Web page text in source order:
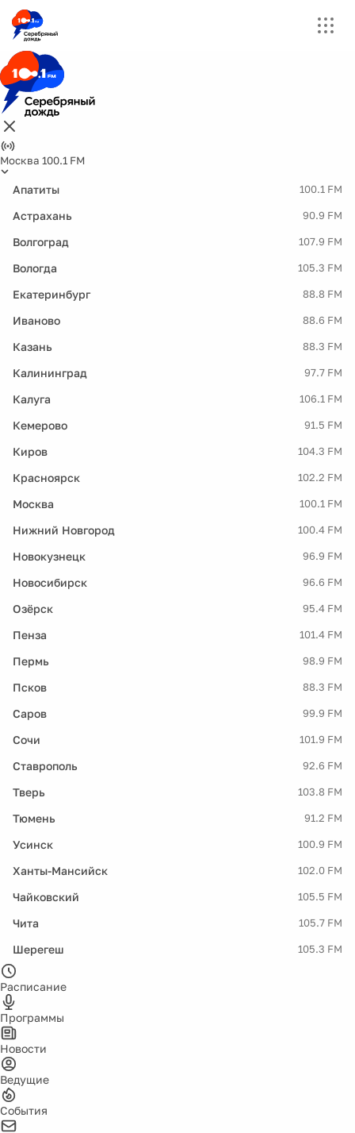
Москва 100.1 FM
Апатиты 100.1 FM
Астрахань 90.9 FM
Волгоград 107.9 FM
Вологда 105.3 FM
Екатеринбург 88.8 FM
Иваново 88.6 FM
Казань 88.3 FM
Калининград 97.7 FM
Калуга 106.1 FM
Кемерово 91.5 FM
Киров 104.3 FM
Красноярск 102.2 FM
Москва 100.1 FM
Нижний Новгород 100.4 FM
Новокузнецк 96.9 FM
Новосибирск 96.6 FM
Озёрск 95.4 FM
Пенза 101.4 FM
Пермь 98.9 FM
Псков 88.3 FM
Саров 99.9 FM
Сочи 101.9 FM
Ставрополь 92.6 FM
Тверь 103.8 FM
Тюмень 91.2 FM
Усинск 100.9 FM
Ханты-Мансийск 102.0 FM
Чайковский 105.5 FM
Чита 105.7 FM
Шерегеш 105.3 FM
Расписание
Программы
Новости
Ведущие
События